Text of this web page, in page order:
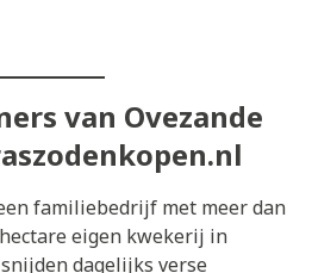
van Ovezande
familiebedrijf met meer dan
eigen kwekerij in
dagelijks verse